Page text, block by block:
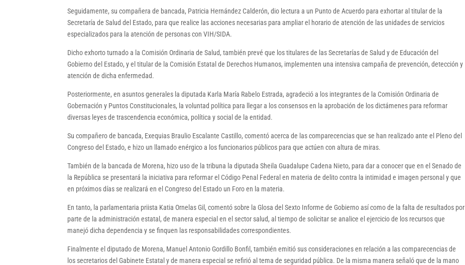
Seguidamente, su compañera de bancada, Patricia Hernández Calderón, dio lectura a un Punto de Acuerdo para exhortar al titular de la
Secretaría de Salud del Estado, para que realice las acciones necesarias para ampliar el horario de atención de las unidades de servicios
especializados para la atención de personas con VIH/SIDA.
Dicho exhorto turnado a la Comisión Ordinaria de Salud, también prevé que los titulares de las Secretarías de Salud y de Educación del
Gobierno del Estado, y el titular de la Comisión Estatal de Derechos Humanos, implementen una intensiva campaña de prevención, detección y
atención de dicha enfermedad.
Posteriormente, en asuntos generales la diputada Karla María Rabelo Estrada, agradeció a los integrantes de la Comisión Ordinaria de
Gobernación y Puntos Constitucionales, la voluntad política para llegar a los consensos en la aprobación de los dictámenes para reformar
diversas leyes de trascendencia económica, política y social de la entidad.
Su compañero de bancada, Exequias Braulio Escalante Castillo, comentó acerca de las comparecencias que se han realizado ante el Pleno del
Congreso del Estado, e hizo un llamado enérgico a los funcionarios públicos para que actúen con altura de miras.
También de la bancada de Morena, hizo uso de la tribuna la diputada Sheila Guadalupe Cadena Nieto, para dar a conocer que en el Senado de
la República se presentará la iniciativa para reformar el Código Penal Federal en materia de delito contra la intimidad e imagen personal y que
en próximos días se realizará en el Congreso del Estado un Foro en la materia.
En tanto, la parlamentaria priista Katia Ornelas Gil, comentó sobre la Glosa del Sexto Informe de Gobierno así como de la falta de resultados por
parte de la administración estatal, de manera especial en el sector salud, al tiempo de solicitar se analice el ejercicio de los recursos que
manejó dicha dependencia y se finquen las responsabilidades correspondientes.
Finalmente el diputado de Morena, Manuel Antonio Gordillo Bonfil, también emitió sus consideraciones en relación a las comparecencias de
los secretarios del Gabinete Estatal y de manera especial se refirió al tema de seguridad pública. De la misma manera señaló que de la mano